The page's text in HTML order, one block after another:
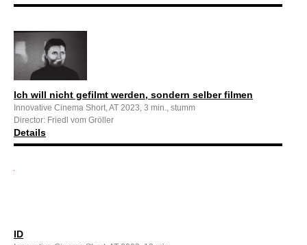
Ich will nicht gefilmt werden, sondern selber filmen
Innovative Cinema Short, AT 2023, 3 min., stumm
Director: Friedl vom Gröller
Details
ID